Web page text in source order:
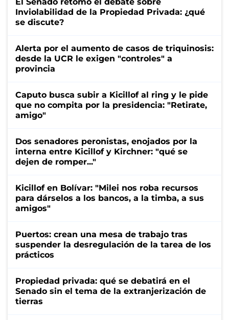
Inviolabilidad de la Propiedad Privada: ¿qué
se discute?
Alerta por el aumento de casos de triquinosis:
desde la UCR le exigen "controles" a
provincia
Caputo busca subir a Kicillof al ring y le pide
que no compita por la presidencia: "Retirate,
amigo"
Dos senadores peronistas, enojados por la
interna entre Kicillof y Kirchner: "qué se
dejen de romper..."
Kicillof en Bolívar: "Milei nos roba recursos
para dárselos a los bancos, a la timba, a sus
amigos"
Puertos: crean una mesa de trabajo tras
suspender la desregulación de la tarea de los
prácticos
Propiedad privada: qué se debatirá en el
Senado sin el tema de la extranjerización de
tierras